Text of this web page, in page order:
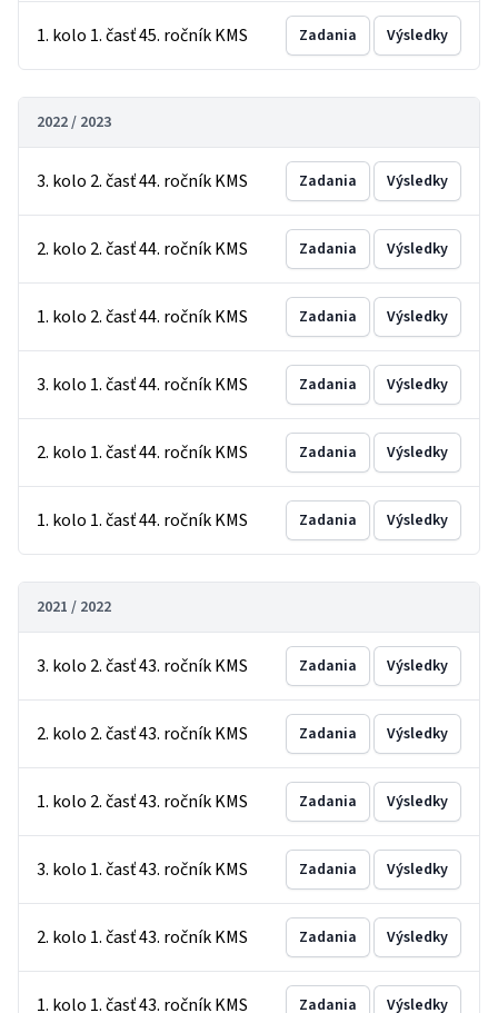
1. kolo 1. časť 45. ročník KMS Zadania Výsledky
2022 / 2023
3. kolo 2. časť 44. ročník KMS Zadania Výsledky
2. kolo 2. časť 44. ročník KMS Zadania Výsledky
1. kolo 2. časť 44. ročník KMS Zadania Výsledky
3. kolo 1. časť 44. ročník KMS Zadania Výsledky
2. kolo 1. časť 44. ročník KMS Zadania Výsledky
1. kolo 1. časť 44. ročník KMS Zadania Výsledky
2021 / 2022
3. kolo 2. časť 43. ročník KMS Zadania Výsledky
2. kolo 2. časť 43. ročník KMS Zadania Výsledky
1. kolo 2. časť 43. ročník KMS Zadania Výsledky
3. kolo 1. časť 43. ročník KMS Zadania Výsledky
2. kolo 1. časť 43. ročník KMS Zadania Výsledky
1. kolo 1. časť 43. ročník KMS Zadania Výsledky